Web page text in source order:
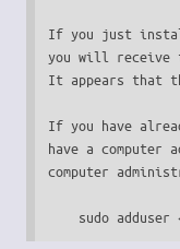
If you just
you will receive
It appears that
If you have
have a
computer
sudo adduser